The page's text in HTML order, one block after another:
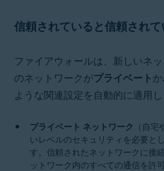
信頼されていると信頼され
ファイアウォールは、新しいネ
のネットワークがプライベート か
ような関連設定を自動的に適用し
プライベート ネットワーク （自
いレベルのセキュリティを必要と
す。信頼されたネットワークに接
ットワーク内のすべての通信を許